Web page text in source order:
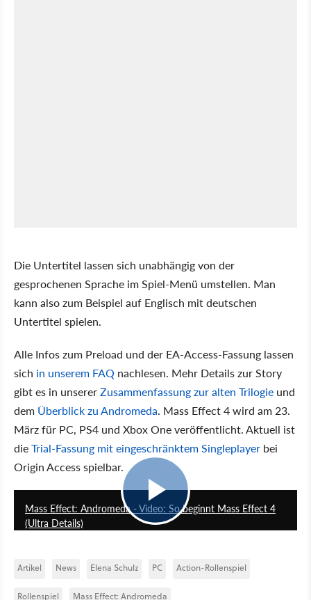
Die Untertitel lassen sich unabhängig von der
gesprochenen Sprache im Spiel-Menü umstellen. Man
kann also zum Beispiel auf Englisch mit deutschen
Untertitel spielen.
Alle Infos zum Preload und der EA-Access-Fassung lassen
sich in unserem FAQ nachlesen. Mehr Details zur Story
gibt es in unsererZusammenfassung zur alten Trilogie und
dem Überblick zu Andromeda. Mass Effect 4 wird am 23.
März für PC, PS4 und Xbox One veröffentlicht. Aktuell ist
dieTrial-Fassung mit eingeschränktem Singleplayer bei
Origin Access spielbar.
Mass Effect: Andromeda - Video: So beginnt Mass Effect 4
(Ultra Details)
Artikel News Elena Schulz PC Action-Rollenspiel
Rollenspiel Mass Effect: Andromeda